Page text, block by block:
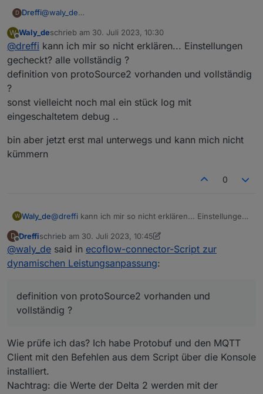
D Dreffi@waly_de
Spoiler
W
Offline
Waly_deschrieb am 30. Juli 2023, 10:30
zuletzt editiert von
@dreffi kann ich mir so nicht erklären... Einstellungen
gecheckt? alle vollständig ?
definition von protoSource2 vorhanden und vollständig
?
sonst vielleicht noch mal ein stück log mit
eingeschaltetem debug ..
bin aber jetzt erst mal unterwegs und kann mich nicht
kümmern
0
W Waly_de@dreffi kann ich mir so nicht erklären... Einstellungen
definition von protoSource2 vorhanden und
vollständig ?
sonst vielleicht noch mal ein stück log mit
eingeschaltetem debug ..
bin aber jetzt erst mal unterwegs und kann mich nicht
kümmern
D
Offline
Dreffischrieb am 30. Juli 2023, 10:45
zuletzt editiert von Dreffi
@waly_de said in ecoflow-connector-Script zur
dynamischen Leistungsanpassung:
definition von protoSource2 vorhanden und
vollständig ?
Wie prüfe ich das? Ich habe Protobuf und den MQTT
Client mit den Befehlen aus dem Script über die Konsole
installiert.
Nachtrag: die Werte der Delta 2 werden mit der